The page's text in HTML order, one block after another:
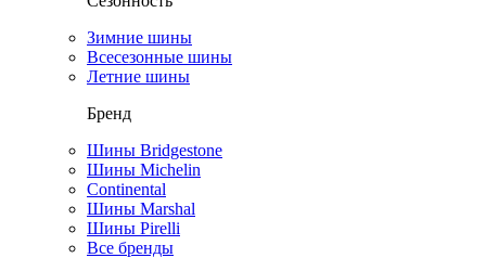
Зимние шины
Всесезонные шины
Летние шины
Бренд
Шины Bridgestone
Шины Michelin
Continental
Шины Marshal
Шины Pirelli
Все бренды